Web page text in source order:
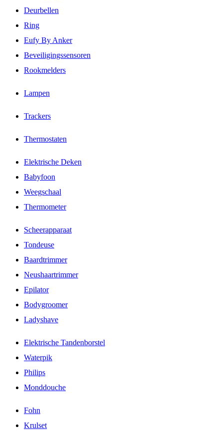
Deurbellen
Ring
Eufy By Anker
Beveiligingssensoren
Rookmelders
Lampen
Trackers
Thermostaten
Elektrische Deken
Babyfoon
Weegschaal
Thermometer
Scheerapparaat
Tondeuse
Baardtrimmer
Neushaartrimmer
Epilator
Bodygroomer
Ladyshave
Elektrische Tandenborstel
Waterpik
Philips
Monddouche
Fohn
Krulset